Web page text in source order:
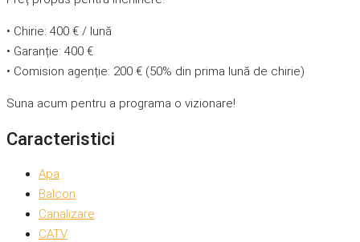
• Chirie: 400 € / lună
• Garanție: 400 €
• Comision agenție: 200 € (50% din prima lună de chirie)
Suna acum pentru a programa o vizionare!
Caracteristici
Apa
Balcon
Canalizare
CATV